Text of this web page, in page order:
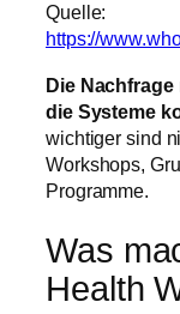
Quelle:
https://
Die
die Systeme
wichtiger sind
Workshops,
Programme.
Was
Health